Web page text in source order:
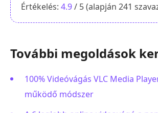
Értékelés: 4.9/ 5 (alapján 241
További megoldások
100% Videóvágás VLC Media
működő módszer